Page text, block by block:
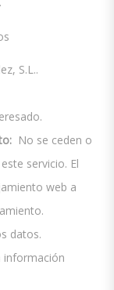
S.L..
No se ceden o
servicio. El
web a
datos.
información